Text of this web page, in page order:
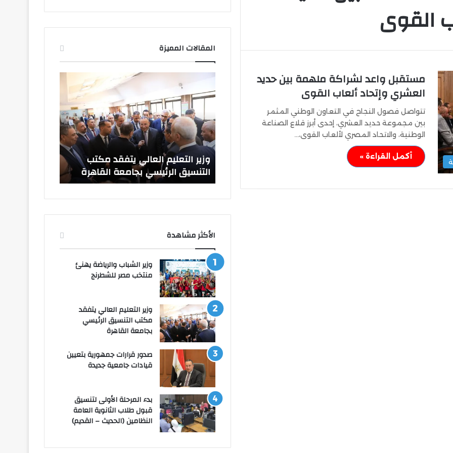
القوى
مستقبل واعد لشراكة ملهمة بين حديد
العشري وإتحاد ألعاب القوى
تتواصل فصول النجاح في التعاون الوطني المثمر
بين مجموعة حديد العشري، إحدى أبرز قلاع الصناعة
الوطنية، والاتحاد المصري لألعاب القوى،…
أكمل القراءة »
المقالات المميزة
جهودها للتصدي
وزير
الشباب
والرياضة
يهنئ
منتخب
مصر
للشطرنج
وزير الشباب والرياضة يهنئ منتخب
مصر للشطرنج
وزير
العالي
مكتب
التنسيق
الرئيسي
بجامعة
القاهرة
وزير التعليم العالي يتفقد مكتب
التنسيق الرئيسي بجامعة القاهرة
بتعيين
قيادات
جديدة
الأكثر مشاهدة
وزير الشباب والرياضة يهنئ
منتخب مصر للشطرنج
وزير التعليم العالي يتفقد
مكتب التنسيق الرئيسي
بجامعة القاهرة
صدور قرارات جمهورية بتعيين
قيادات جامعية جديدة
بدء المرحلة الأولى لتنسيق
قبول طلاب الثانوية العامة
النظامين (الحديث – القديم)